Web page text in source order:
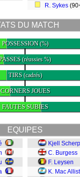
R. Sykes
DU MATCH
POSSESSION(%)
(réussies %)
TIRS(cadrés)
CORNERS JOUES
FAUTES SUBIES
EQUIPES
Kjell
C. Burgess
F. Leysen
K. Mac